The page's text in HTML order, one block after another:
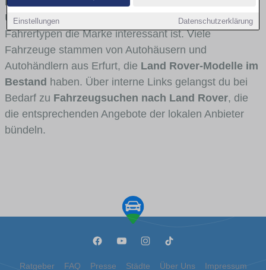
Einstellungen Datenschutzerklärung
Umlandverkehr zu sehen sind und für welche
Fahrertypen die Marke interessant ist. Viele
Fahrzeuge stammen von Autohäusern und
Autohändlern aus Erfurt, die Land Rover-Modelle im
Bestand haben. Über interne Links gelangst du bei
Bedarf zu Fahrzeugsuchen nach Land Rover, die
die entsprechenden Angebote der lokalen Anbieter
bündeln.
Ratgeber FAQ Presse Städte Über Uns Impressum